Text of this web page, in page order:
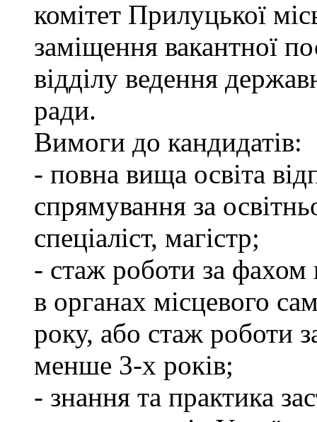
комітет Прилуцької
заміщення вакантної
відділу ведення
ради.
Вимоги до кандидатів:
- повна вища освіта
спрямування за
спеціаліст, магістр;
- стаж роботи за фахом
в органах місцевого
року, або стаж роботи
менше 3-х років;
- знання та практика